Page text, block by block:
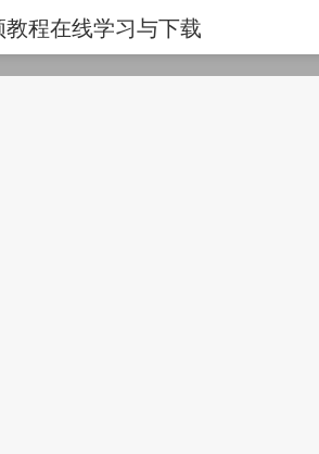
程在线学习与下载